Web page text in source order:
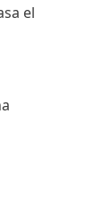
el